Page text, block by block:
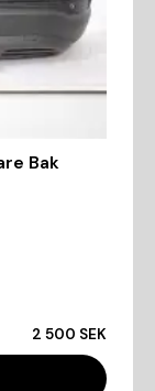
Bak
2 500 SEK